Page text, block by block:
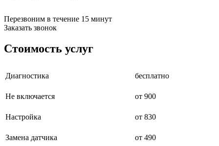
биноклей
блендеров
блоков автоматики насосов
блоков диспетчеризации
блоков охлаждения
бойлеров
будильников
Перезвоним в течение 15 минут
Заказать звонок
Стоимость услуг
Диагностика бесплатно
Не включается от 900
Настройка от 830
Замена датчика от 490